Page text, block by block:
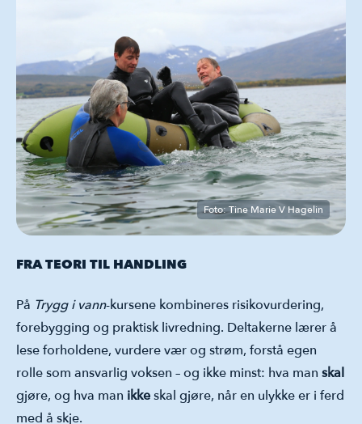
FRA TEORI TIL HANDLING
På Trygg i vann-kursene kombineres risikovurdering,
forebygging og praktisk livredning. Deltakerne lærer å
lese forholdene, vurdere vær og strøm, forstå egen
rolle som ansvarlig voksen – og ikke minst: hva man skal
gjøre, og hva man ikkeskal gjøre, når en ulykke er i ferd
med å skje.
Foto: Tine Marie V Hagelin